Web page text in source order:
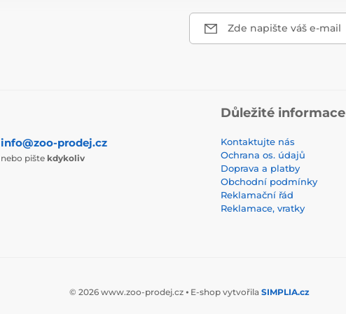
Zde napište váš e-mail
info@zoo-prodej.cz
nebo pište kdykoliv
Důležité informace
Kontaktujte nás
Ochrana os. údajů
Doprava a platby
Obchodní podmínky
Reklamační řád
Reklamace, vratky
© 2026 www.zoo-prodej.cz ⦁ E-shop vytvořila SIMPLIA.cz